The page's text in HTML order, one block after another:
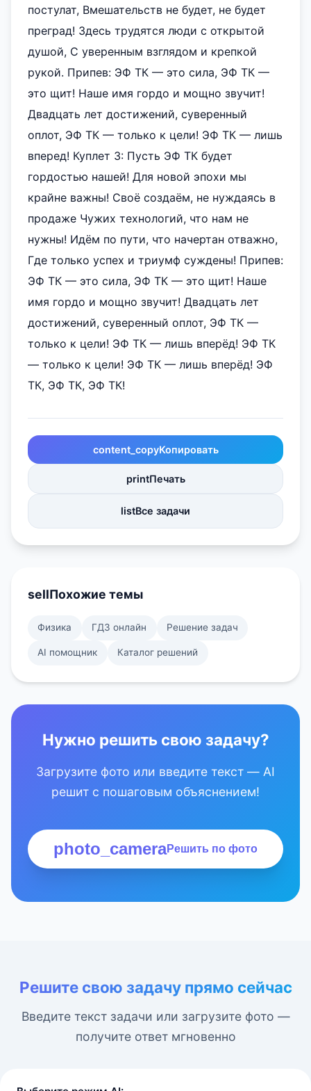
постулат, Вмешательств не будет, не будет
преград! Здесь трудятся люди с открытой
душой, С уверенным взглядом и крепкой
рукой. Припев: ЭФ ТК — это сила, ЭФ ТК —
это щит! Наше имя гордо и мощно звучит!
Двадцать лет достижений, суверенный
оплот, ЭФ ТК — только к цели! ЭФ ТК — лишь
вперед! Куплет 3: Пусть ЭФ ТК будет
гордостью нашей! Для новой эпохи мы
крайне важны! Своё создаём, не нуждаясь в
продаже Чужих технологий, что нам не
нужны! Идём по пути, что начертан отважно,
Где только успех и триумф суждены! Припев:
ЭФ ТК — это сила, ЭФ ТК — это щит! Наше
имя гордо и мощно звучит! Двадцать лет
достижений, суверенный оплот, ЭФ ТК —
только к цели! ЭФ ТК — лишь вперёд! ЭФ ТК
— только к цели! ЭФ ТК — лишь вперёд! ЭФ
ТК, ЭФ ТК, ЭФ ТК!
content_copyКопировать
printПечать
listВсе задачи
sellПохожие темы
Физика ГДЗ онлайн Решение задач
AI помощник Каталог решений
Нужно решить свою задачу?
Загрузите фото или введите текст — AI
решит с пошаговым объяснением!
photo_cameraРешить по фото
Решите свою задачу прямо сейчас
Введите текст задачи или загрузите фото —
получите ответ мгновенно